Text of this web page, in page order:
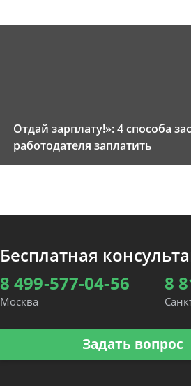
Отдай зарплату!»: 4 способа
работодателя заплатить
Бесплатная
8 499-577-04-56
Москва
8
Задать вопрос